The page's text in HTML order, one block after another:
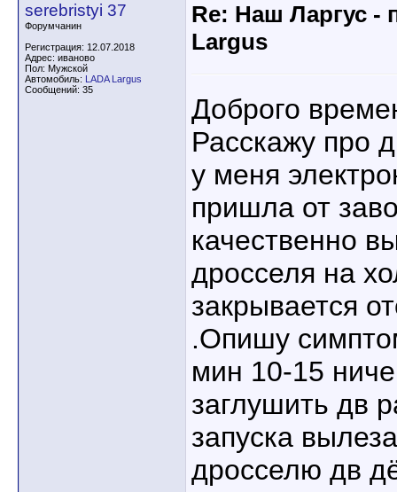
serebristyi 37
Форумчанин
Регистрация: 12.07.2018
Адрес: иваново
Пол: Мужской
Автомобиль: LADA Largus
Сообщений: 35
Re: Наш Ларгус -
Largus
Доброго
Расскажу про
у меня
пришла от
качественно
дросселя на
закрывается
.Опишу
мин 10-15
заглушить дв
запуска
дросселю дв